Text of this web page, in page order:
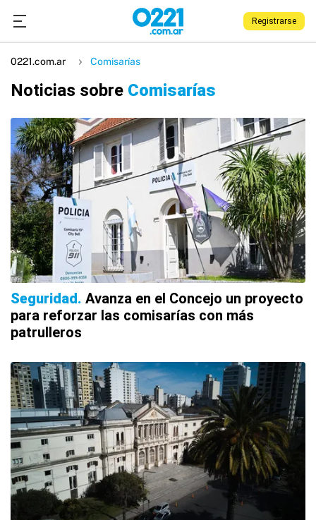
Registrarse
0221.com.ar Comisarías
Noticias sobre Comisarías
Seguridad Avanza en el Concejo un proyecto
para reforzar las comisarías con más
patrulleros